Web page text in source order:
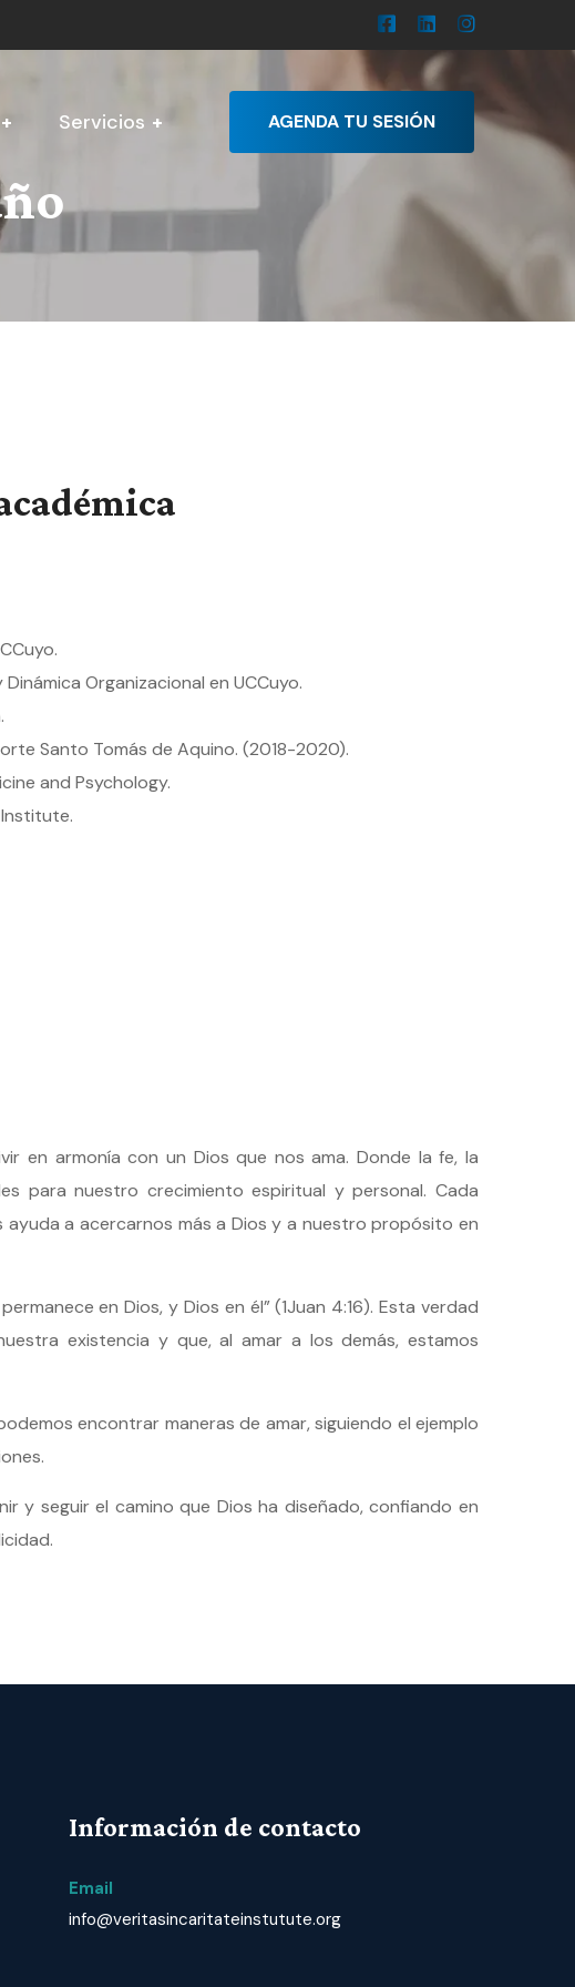
Servicios AGENDA TU SESIÓN
Organizacional en UCCuyo.
Santo Tomás de Aquino. (2018-2020).
and Psychology.
en armonía con un Dios que nos ama. Donde la fe, la
para nuestro crecimiento espiritual y personal. Cada
a acercarnos más a Dios y a nuestro propósito en
en Dios, y Dios en él” (1Juan 4:16). Esta verdad
existencia y que, al amar a los demás, estamos
encontrar maneras de amar, siguiendo el ejemplo
y seguir el camino que Dios ha diseñado, confiando en
Información de contacto
Email
info@veritasincaritateinstutute.org